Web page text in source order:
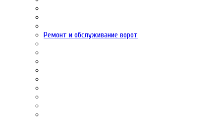
Ремонт и обслуживание ворот